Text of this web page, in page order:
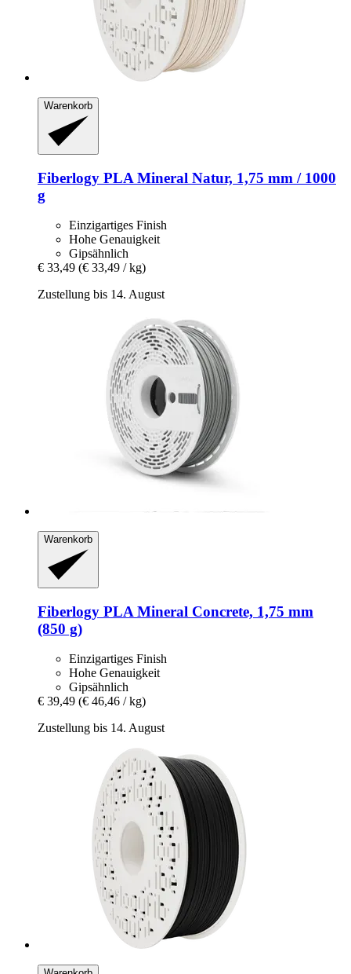
Warenkorb
Fiberlogy PLA Mineral Natur, 1,75 mm / 1000
g
Einzigartiges Finish
Hohe Genauigkeit
Gipsähnlich
€ 33,49 (€ 33,49 / kg)
Zustellung bis 14. August
Warenkorb
Fiberlogy PLA Mineral Concrete, 1,75 mm
(850 g)
Einzigartiges Finish
Hohe Genauigkeit
Gipsähnlich
€ 39,49 (€ 46,46 / kg)
Zustellung bis 14. August